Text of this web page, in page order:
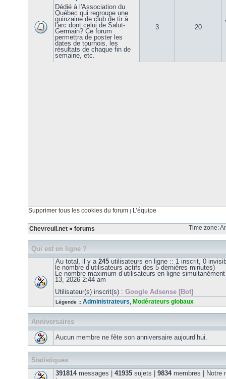
Dédié à l'Association du
Québec qui regroupe une
quinzaine de club de tir à
l'arc dont celui de Salut-
Germain? Ce forum
permettra de poster les
dates de tournois, les
résultats de chaque fin de
semaine, etc.
3 20
Supprimer tous les cookies du forum | L’équipe
Chevreuil.net » forums Time zone:
Qui est en ligne ?
Au total, il y a 245 utilisateurs en ligne :: 1 inscrit, 0
le nombre d’utilisateurs actifs des 5 dernières minutes)
Le nombre maximum d’utilisateurs en ligne
13, 2026 2:44 am
Utilisateur(s) inscrit(s) : Google Adsense [Bot]
Légende :: Administrateurs Modérateurs globaux
Anniversaires
Aucun membre ne fête son anniversaire aujourd’hui.
Statistiques
391814messages | 41935 sujets | 9834membres | Notre